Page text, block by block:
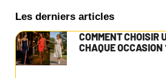
Les derniers articles
COMMENT CHOISIR
CHAQUE OCCASION